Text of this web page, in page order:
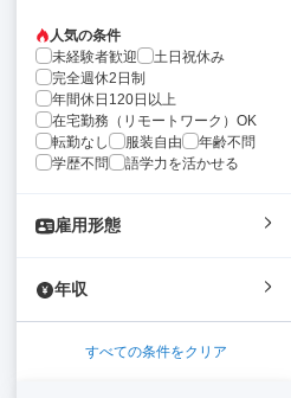
人気の条件
未経験者歓迎
土日祝休み
完全週休2日制
年間休日120日以上
在宅勤務（リモートワーク）OK
転勤なし
服装自由
年齢不問
学歴不問
語学力を活かせる
雇用形態
年収
すべての条件をクリア